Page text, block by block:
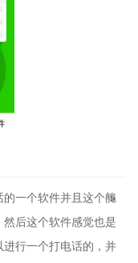
一个软件并且这个䶲
后这个软件感觉也是
行一个打电话的，并